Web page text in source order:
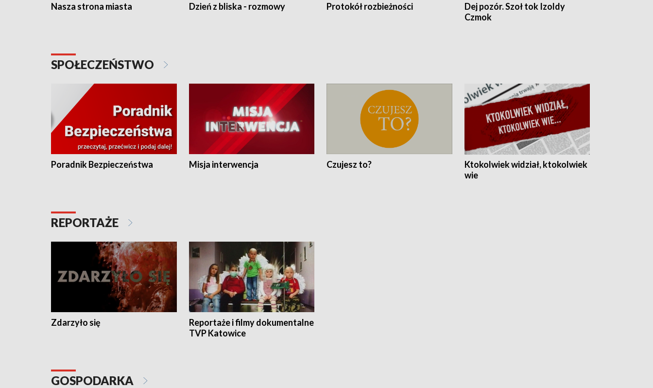
Nasza strona miasta Dzień z bliska - rozmowy Protokół rozbieżności
Dej pozór. Szoł tok Izoldy
Czmok
SPOŁECZEŃSTWO
Poradnik Bezpieczeństwa Misja interwencja Czujesz to?
Ktokolwiek widział, ktokolwiek
wie
REPORTAŻE
Zdarzyło się
Reportaże i filmy dokumentalne
TVP Katowice
GOSPODARKA